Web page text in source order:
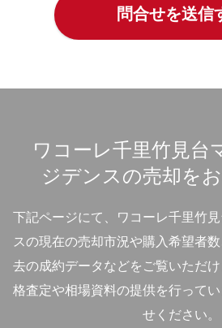
ワコーレ千里竹見台
ジデンスの売却を
下記ページにて、ワコーレ千里竹
スの現在の売却市況や購入希望者
去の成約データなどをご覧いただけ
格査定や相場資料の提供を行って
せください。